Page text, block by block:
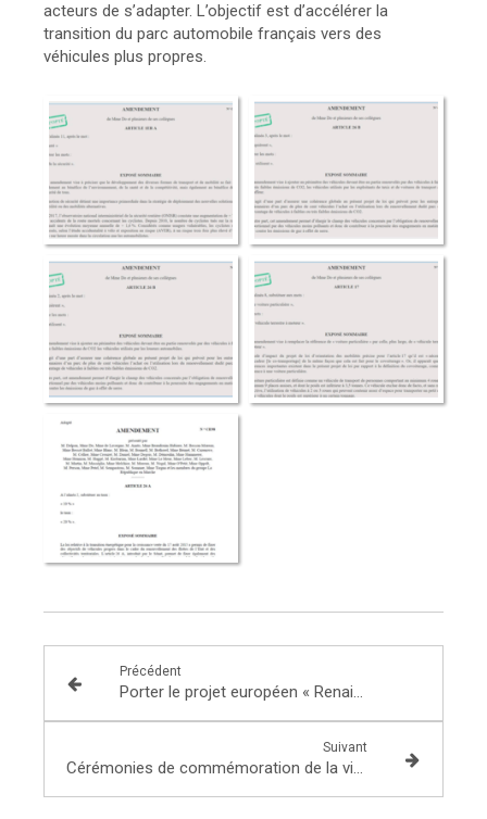
acteurs de s’adapter. L’objectif est d’accélérer la
transition du parc automobile français vers des
véhicules plus propres.
Précédent
Porter le projet européen « Renaissance » auprès de mes concitoyens
Suivant
Cérémonies de commémoration de la victoire du 8 mai 1945 - 8 mai 2019